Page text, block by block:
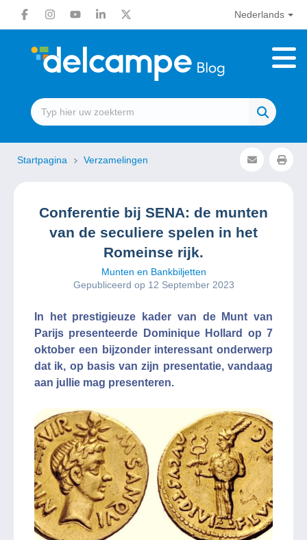
Nederlands
Startpagina Verzamelingen
Conferentie bij SENA: de munten
van de seculiere spelen in het
Romeinse rijk.
Munten en Bankbiljetten
Gepubliceerd op 12 September 2023
In het prestigieuze kader van de Munt van
Parijs presenteerde Dominique Hollard op 7
oktober een bijzonder interessant onderwerp
dat ik, op basis van zijn presentatie, vandaag
aan jullie mag presenteren.